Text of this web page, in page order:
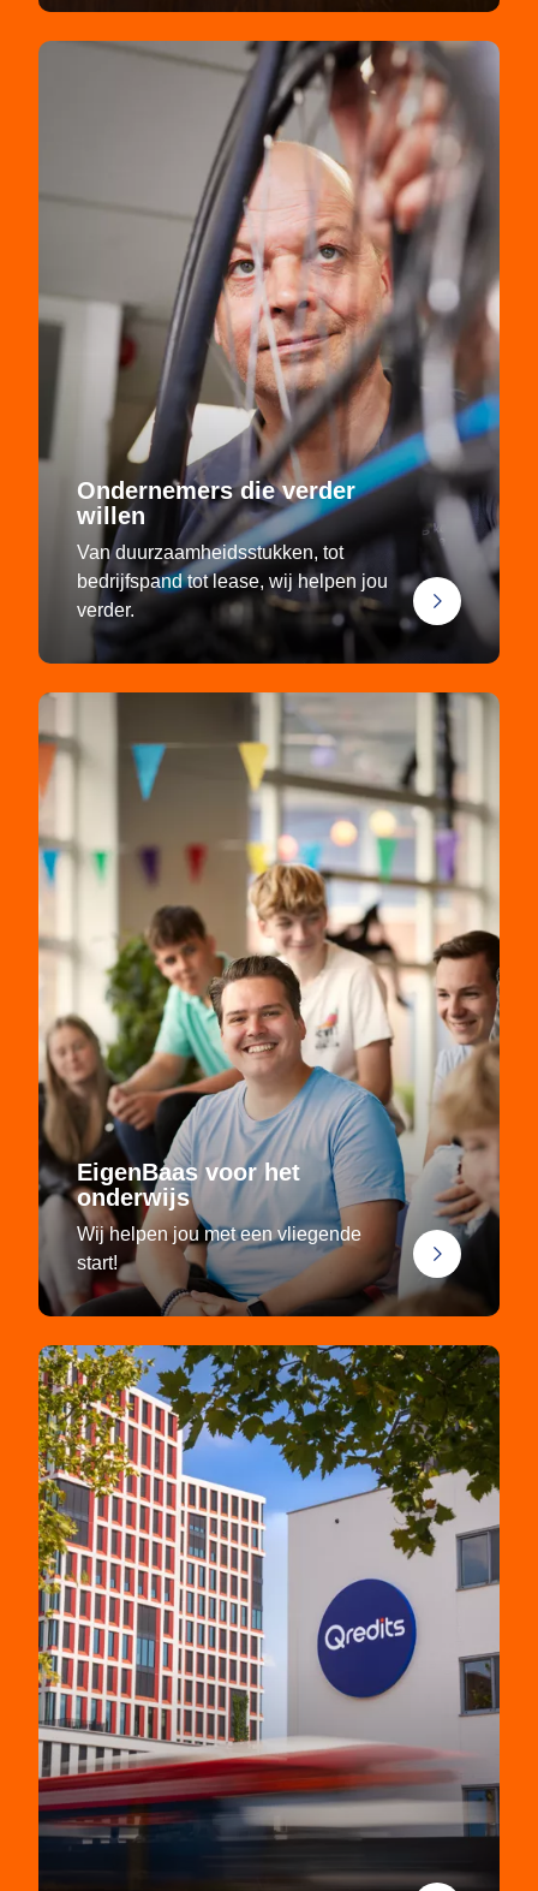
Ondernemers die verder
willen
Van duurzaamheidsstukken, tot
bedrijfspand tot lease, wij helpen jou
verder.
EigenBaas voor het
onderwijs
Wij helpen jou met een vliegende
start!